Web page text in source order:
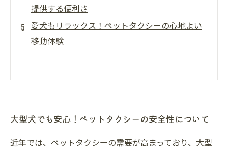
提供する便利さ
愛犬もリラックス！ペットタクシーの心地よい
移動体験
大型犬でも安心！ペットタクシーの安全性について
近年では、ペットタクシーの需要が高まっており、大型